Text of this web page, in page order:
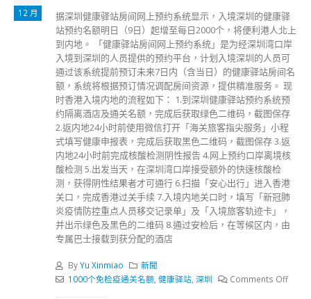
12 月
据深圳健康驿站房间网上预约系统显示，入境深圳的健康驿
站预约名额明日（9日）起增至每日2000个，将便利港人北上
到内地。 「健康驿站房间网上预约系统」是为经深圳湾口岸
入境到深圳的人员提供的预约平台，计划入境深圳的人员可
通过该系统提前预订未来7日内（含当日）的健康驿站房间名
额，系统将根据预订情况调配房间资源，提供精准服务。 现
时香港入境内地的流程如下： 1.到深圳健康驿站预约系统预
约隔离酒店及通关名额，完成后获取绿色二维码，截图保存
2.返内地24小时前使用微信打开「海关旅客指尖服务」小程
式填写健康申报表，完成后获取黑色二维码，截图保存 3.返
内地24小时前完成核酸检测阴性报告 4.网上预约口岸离境核
酸检测 5.出发当天，在深圳湾口岸接受额外的快速核酸检
测，获得阴性结果者才可通行 6.扫描「安心出行」进入香港
关口，完成香港过关手续 7.入境内地关口时，填写「新冠肺
炎疫情防控重点人员移交记录单」及「入境旅客轨迹卡」，
并出示绿色及黑色的二维码 8.通过安检后，在等候区内，由
专属巴士接载到获分配的酒店
ByYu Xinmiao
新聞
1000个免检疫通关名额, 健康驿站, 深圳 Comments Off